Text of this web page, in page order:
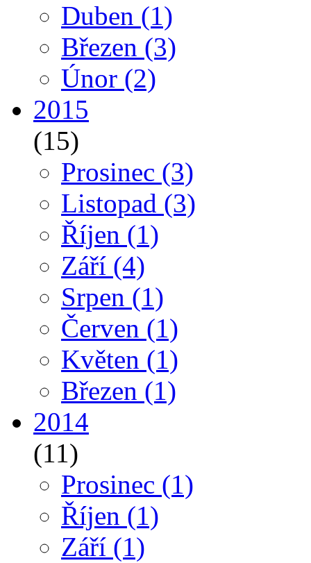
Duben (1)
Březen (3)
Únor (2)
2015
(15)
Prosinec (3)
Listopad (3)
Říjen (1)
Září (4)
Srpen (1)
Červen (1)
Květen (1)
Březen (1)
2014
(11)
Prosinec (1)
Říjen (1)
Září (1)